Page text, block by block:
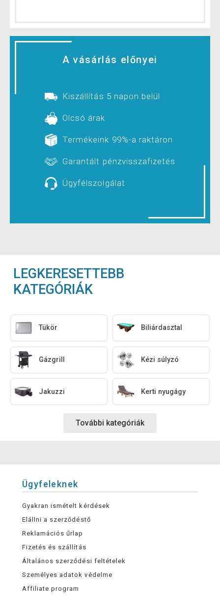
A vásárlás előnyei
Kiszállítás 5 napon belül
Olcsó árak
Termékeink 99%-a raktáron
Garantált pénzvisszafizetés
Ügyfélszolgálat
LEGKERESETTEBB
KATEGÓRIÁK
Tükör Biliárdasztal
Gázgrill Kézi súlyzó
Jakuzzi Kerti nyugágy
További kategóriák
Ügyfeleknek
Gyakran ismételt kérdések
Elállni a szerződéstő
Reklamációs űrlap
Fizetés és szállítás
Általános szerződési feltételek
Személyes adatok védelme
Affiliate program